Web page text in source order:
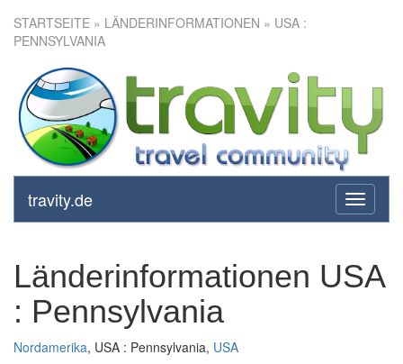
STARTSEITE » LÄNDERINFORMATIONEN » USA :
PENNSYLVANIA
toggle
travity.de
Länderinformationen USA
: Pennsylvania
Nordamerika, USA : Pennsylvania, USA